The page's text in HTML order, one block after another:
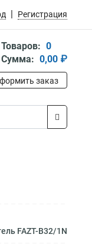
Регистрация
Товаров: 0
Сумма: 0,00 ₽
заказ
FAZT-B32/1N